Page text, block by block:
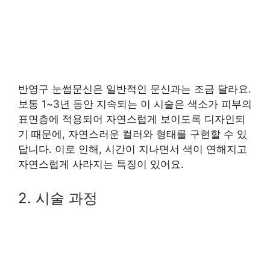
반영구 눈썹문신은 일반적인 문신과는 조금 달라요.
보통 1~3년 동안 지속되는 이 시술은 색소가 피부의
표면층에 적용되어 자연스럽게 보이도록 디자인되
기 때문에, 자연스러운 컬러와 형태를 구현할 수 있
답니다. 이로 인해, 시간이 지나면서 색이 연해지고
자연스럽게 사라지는 특징이 있어요.
2. 시술 과정